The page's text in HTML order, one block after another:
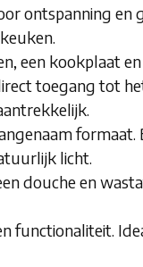
ontspanning en
een kookplaat
toegang tot
licht.
douche en
functionaliteit.